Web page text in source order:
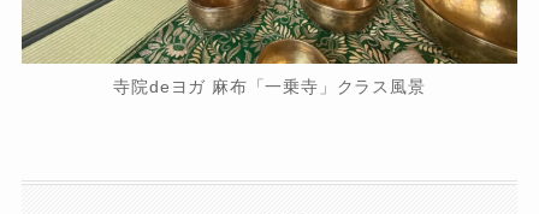
​寺院deヨガ 麻布「一乗寺」クラス風景